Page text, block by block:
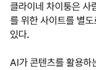
클라이네 차이퉁은 사
를 위한 사이트를 별
있다.
AI가 콘텐츠를 활용하